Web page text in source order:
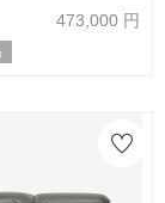
473,000 円